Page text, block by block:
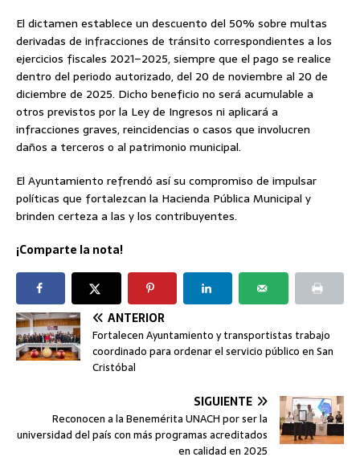
El dictamen establece un descuento del 50% sobre multas
derivadas de infracciones de tránsito correspondientes a los
ejercicios fiscales 2021–2025, siempre que el pago se realice
dentro del periodo autorizado, del 20 de noviembre al 20 de
diciembre de 2025. Dicho beneficio no será acumulable a
otros previstos por la Ley de Ingresos ni aplicará a
infracciones graves, reincidencias o casos que involucren
daños a terceros o al patrimonio municipal.
El Ayuntamiento refrendó así su compromiso de impulsar
políticas que fortalezcan la Hacienda Pública Municipal y
brinden certeza a las y los contribuyentes.
¡Comparte la nota!
ANTERIOR
Fortalecen Ayuntamiento y transportistas trabajo
coordinado para ordenar el servicio público en San
Cristóbal
SIGUIENTE
Reconocen a la Benemérita UNACH por ser la
universidad del país con más programas acreditados
en calidad en 2025